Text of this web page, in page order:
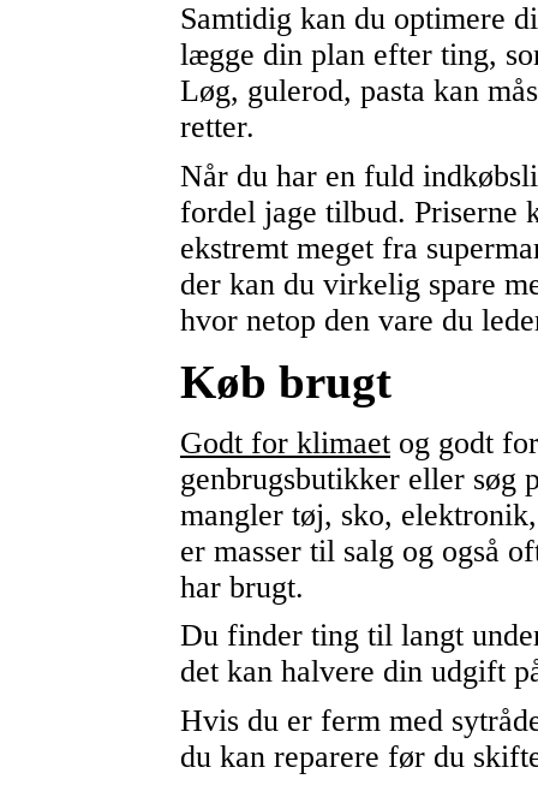
Samtidig kan du optimere
lægge din plan efter ting,
Løg, gulerod, pasta kan
retter.
Når du har en fuld
fordel jage tilbud. Priserne
ekstremt meget fra
der kan du virkelig spare
hvor netop den vare du
Køb brugt
Godt for klimaet og godt
genbrugsbutikker eller søg
mangler tøj, sko,
er masser til salg og også
har brugt.
Du finder ting til langt
det kan halvere din udgift
Hvis du er ferm med
du kan reparere før du